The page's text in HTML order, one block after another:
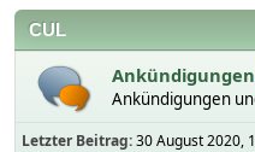
CUL
Ankündigungen
Ankündigungen
Letzter Beitrag:30 August 2020,